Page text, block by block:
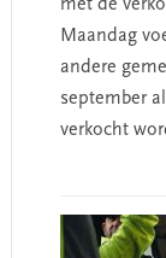
met de
Maandag
andere
september
verkocht